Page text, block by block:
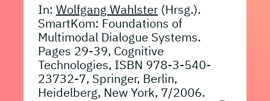
In: Wolfgang Wahlster (Hrsg.).
SmartKom: Foundations of
Multimodal Dialogue Systems.
Pages 29-39, Cognitive
Technologies, ISBN 978-3-540-
23732-7, Springer, Berlin,
Heidelberg, New York, 7/2006.